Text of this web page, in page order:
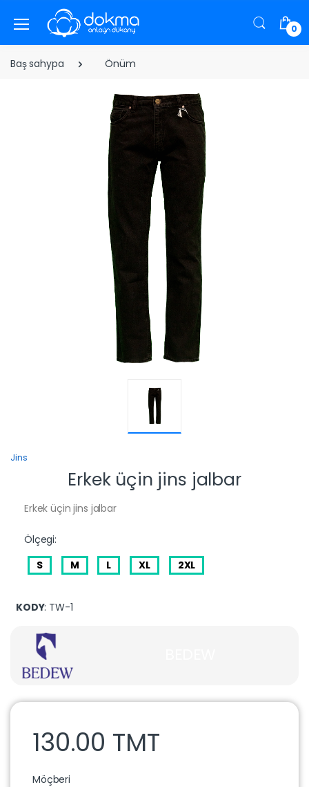
0
Baş sahypa Önüm
Jins
Erkek üçin jins jalbar
Erkek üçin jins jalbar
Ölçegi:
S
M L XL 2XL
KODY: TW-1
130.00 TMT
Möçberi